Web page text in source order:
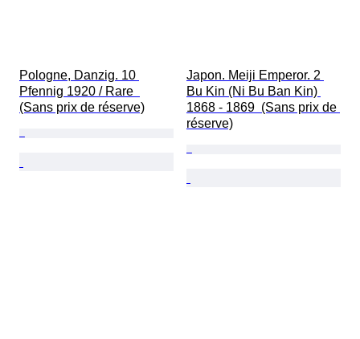
Pologne, Danzig. 10
Pfennig 1920 / Rare
(Sans prix de réserve)
Japon. Meiji Emperor. 2
Bu Kin (Ni Bu Ban Kin)
1868 - 1869  (Sans prix de
réserve)